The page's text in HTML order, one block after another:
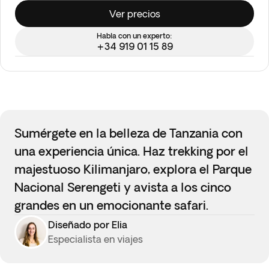
Ver precios
Habla con un experto:
+34 919 01 15 89
Sumérgete en la belleza de Tanzania con
una experiencia única. Haz trekking por el
majestuoso Kilimanjaro, explora el Parque
Nacional Serengeti y avista a los cinco
grandes en un emocionante safari.
Diseñado por Elia
Especialista en viajes